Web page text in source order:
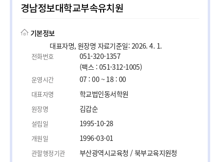
경남정보대학교부속유치원
기본정보
대표자명, 원장명 자료기준일: 2026. 4. 1.
전화번호
051-320-1357
(팩스 : 051-312-1005)
운영시간 07 : 00 ~ 18 : 00
대표자명 학교법인동서학원
원장명 김갑순
설립일 1995-10-28
개원일 1996-03-01
관할행정기관 부산광역시교육청 / 북부교육지원청